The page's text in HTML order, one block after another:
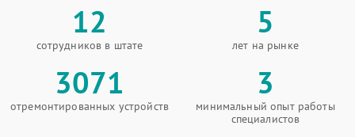
12
сотрудников в штате
5
лет на рынке
3071
отремонтированных устройств
3
минимальный опыт работы
специалистов